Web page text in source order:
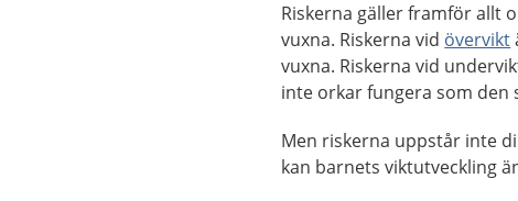
Riskerna gäller framför allt
vuxna. Riskerna vid övervikt
vuxna. Riskerna vid
inte orkar fungera som den
Men riskerna uppstår inte
kan barnets viktutveckling